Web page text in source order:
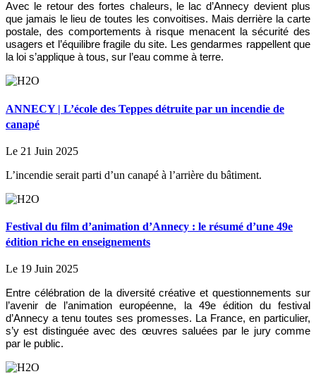
Avec le retour des fortes chaleurs, le lac d’Annecy devient plus
que jamais le lieu de toutes les convoitises. Mais derrière la carte
postale, des comportements à risque menacent la sécurité des
usagers et l’équilibre fragile du site. Les gendarmes rappellent que
la loi s’applique à tous, sur l’eau comme à terre.
ANNECY | L’école des Teppes détruite par un incendie de
canapé
Le 21 Juin 2025
L’incendie serait parti d’un canapé à l’arrière du bâtiment.
Festival du film d’animation d’Annecy : le résumé d’une 49e
édition riche en enseignements
Le 19 Juin 2025
Entre célébration de la diversité créative et questionnements sur
l’avenir de l’animation européenne, la 49e édition du festival
d’Annecy a tenu toutes ses promesses. La France, en particulier,
s’y est distinguée avec des œuvres saluées par le jury comme
par le public.